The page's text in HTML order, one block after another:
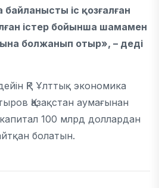
іс қозғалған
істер бойынша шамамен
болжанып отыр», – деді
ҚР Ұлттық экономика
Қазақстан аумағынан
100 млрд доллардан
болатын.